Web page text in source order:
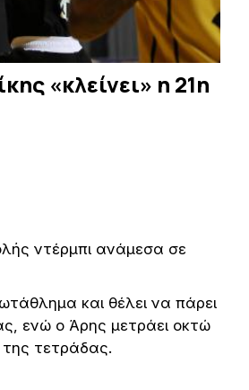
«κλείνει» η 21η
ντέρμπι ανάμεσα σε
και θέλει να πάρει
ενώ ο Άρης μετράει οκτώ
της τετράδας.